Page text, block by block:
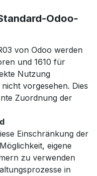
Odoo-
von Odoo werden
und 1610 für
Nutzung
vorgesehen. Dies
Zuordnung der
Einschränkung der
eigene
zu verwenden
in